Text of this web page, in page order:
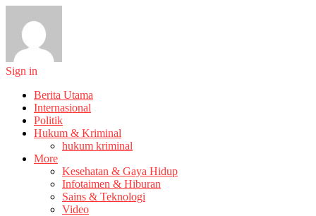
Sign in
Berita Utama
Internasional
Politik
Hukum & Kriminal
hukum kriminal
More
Kesehatan & Gaya Hidup
Infotaimen & Hiburan
Sains & Teknologi
Video